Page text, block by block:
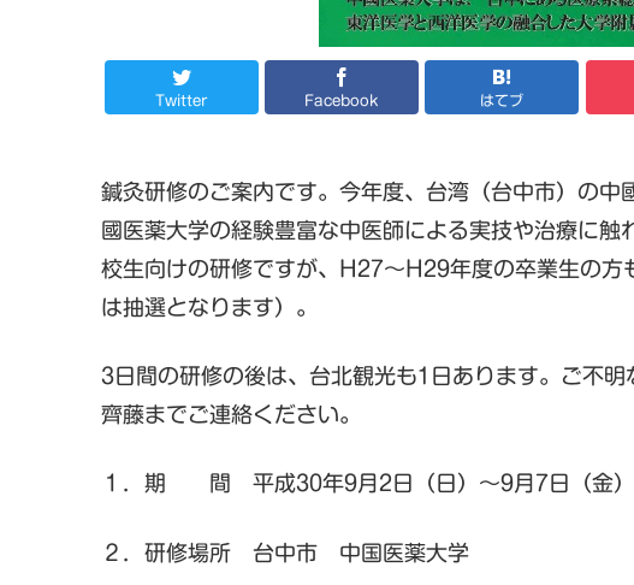
Twitter Facebook はてブ
鍼灸研修のご案内です。今年度、台湾（台中市）の
國医薬大学の経験豊富な中医師による実技や治療に
校生向けの研修ですが、H27～H29年度の卒業生の方
は抽選となります）。
3日間の研修の後は、台北観光も1日あります。ご不
齊藤までご連絡ください。
１．期 間 平成30年9月2日（日）～9月7日（金）
２．研修場所 台中市 中国医薬大学